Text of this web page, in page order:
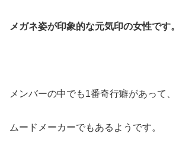
メガネ姿が印象的な元気印の女性です。
メンバーの中でも1番奇行癖があって、
ムードメーカーでもあるようです。